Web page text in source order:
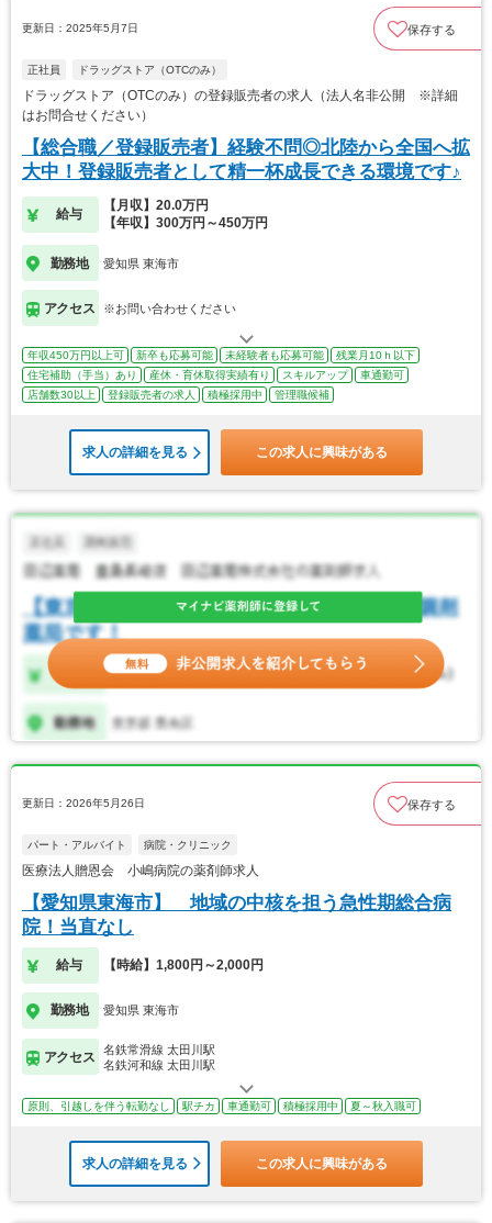
更新日：2025年5月7日 保存する
正社員 ドラッグストア（OTCのみ）
ドラッグストア（OTCのみ）の登録販売者の求人（法人名非公開 ※詳細
はお問合せください）
【総合職／登録販売者】経験不問◎北陸から全国へ拡
大中！登録販売者として精一杯成長できる環境です♪
給与
【月収】20.0万円
【年収】300万円～450万円
勤務地 愛知県 東海市
アクセス ※お問い合わせください
年収450万円以上可 新卒も応募可能 未経験者も応募可能
残業月10ｈ以下
住宅補助（手当）あり
産休・育休取得実績有り スキルアップ
車通勤可
店舗数30以上
登録販売者の求人 積極採用中 管理職候補
求人の詳細を見る この求人に興味がある
更新日：2026年5月26日 保存する
パート・アルバイト 病院・クリニック
医療法人贈恩会 小嶋病院の薬剤師求人
【愛知県東海市】 地域の中核を担う急性期総合病
院！当直なし
給与 【時給】1,800円～2,000円
勤務地 愛知県 東海市
アクセス
名鉄常滑線 太田川駅
名鉄河和線 太田川駅
原則、引越しを伴う転勤なし 駅チカ 車通勤可 積極採用中 夏～秋入職可
求人の詳細を見る この求人に興味がある